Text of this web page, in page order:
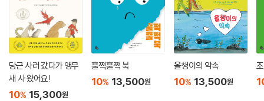
당근 사러 갔다가 앵무
새 사 왔어요!
10% 15,300원
훌쩍훌쩍 북
10% 13,500원
올챙이의 약속
10% 13,500원